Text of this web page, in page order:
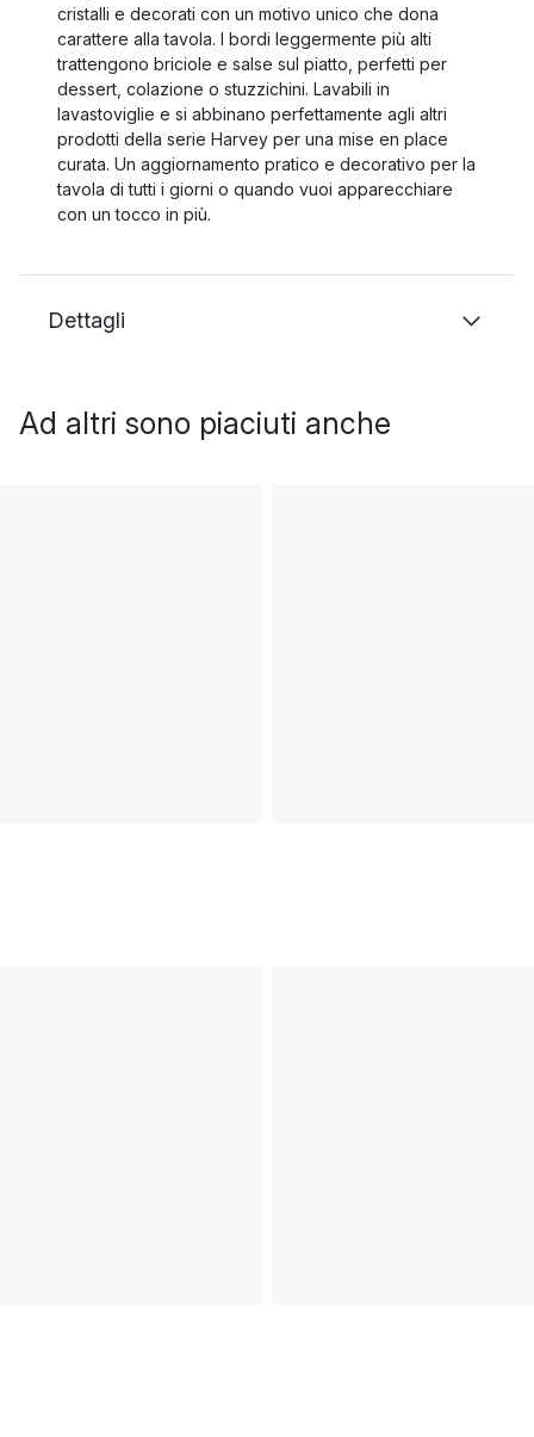
cristalli e decorati con un motivo unico che dona
carattere alla tavola. I bordi leggermente più alti
trattengono briciole e salse sul piatto, perfetti per
dessert, colazione o stuzzichini. Lavabili in
lavastoviglie e si abbinano perfettamente agli altri
prodotti della serie Harvey per una mise en place
curata. Un aggiornamento pratico e decorativo per la
tavola di tutti i giorni o quando vuoi apparecchiare
con un tocco in più.
Dettagli
Ad altri sono piaciuti anche